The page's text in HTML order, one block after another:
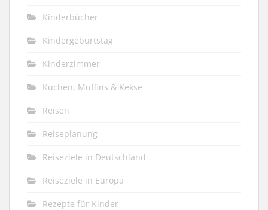
Kinderbücher
Kindergeburtstag
Kinderzimmer
Kuchen, Muffins & Kekse
Reisen
Reiseplanung
Reiseziele in Deutschland
Reiseziele in Europa
Rezepte für Kinder